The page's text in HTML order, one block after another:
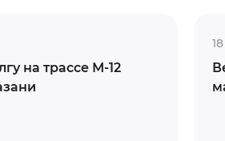
на трассе М-12